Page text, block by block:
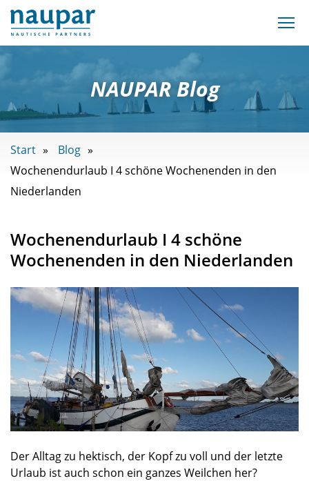
NAUPAR Blog
Start
Blog
Wochenendurlaub I 4 schöne Wochenenden in den
Niederlanden
Wochenendurlaub I 4 schöne
Wochenenden in den Niederlanden
Der Alltag zu hektisch, der Kopf zu voll und der letzte
Urlaub ist auch schon ein ganzes Weilchen her?